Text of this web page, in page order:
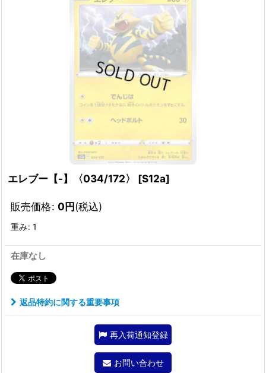
エレブー【-】〈034/172〉 [S12a]
販売価格: 0円(税込)
重み: 1
在庫なし
返品特約に関する重要事項
再入荷通知登録
お問い合わせ